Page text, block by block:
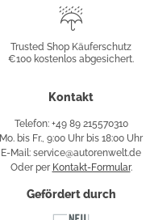
Käuferschutz
Trusted Shop Käuferschutz
€100 kostenlos abgesichert.
Kontakt
Telefon: +49 89 215570310
Mo. bis Fr., 9:00 Uhr bis 18:00 Uhr
E-Mail: service@autorenwelt.de
Oder per Kontakt-Formular.
Gefördert durch